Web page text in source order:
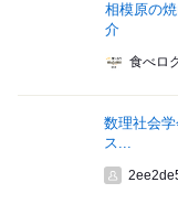
相模原の
介
食べロ
数理社会
ス...